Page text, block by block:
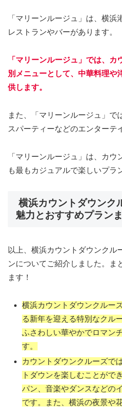
「マリーンルージュ」は、横
レストランやバーがあります。
「マリーンルージュ」では、
別メニューとして、中華料理や
供します。
また、「マリーンルージュ」で
スパーティーなどのエンターテ
「マリーンルージュ」は、カ
も最もカジュアルで楽しいプラ
横浜カウントダウンク
魅力とおすすめプラン
以上、横浜カウントダウンクル
ンについてご紹介しました。ま
ます！
横浜カウントダウンクルー
る新年を迎える特別なクル
ふさわしい華やかでロマン
す。
カウントダウンクルーズで
トダウンを楽しむことがで
パン、音楽やダンスなどの
です。また、横浜の夜景や